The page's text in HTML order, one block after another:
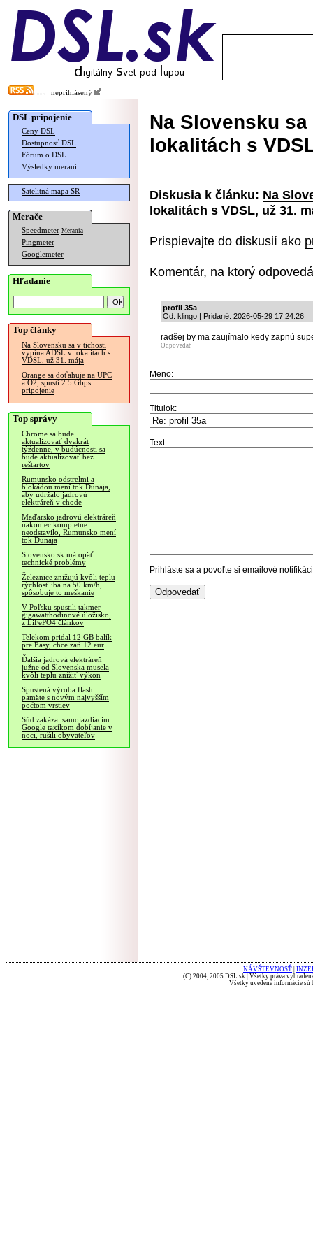
neprihlásený
DSL pripojenie
Ceny DSL
Dostupnosť DSL
Fórum o DSL
Výsledky meraní
Satelitná mapa SR
Merače
Speedmeter Merania
Pingmeter
Googlemeter
Hľadanie
Top články
Na Slovensku sa v tichosti
vypína ADSL v lokalitách s
VDSL, už 31. mája
Orange sa doťahuje na UPC
a O2, spustí 2.5 Gbps
pripojenie
Top správy
Chrome sa bude
aktualizovať dvakrát
týždenne, v budúcnosti sa
bude aktualizovať bez
reštartov
Rumunsko odstrelmi a
blokádou mení tok Dunaja,
aby udržalo jadrovú
elektráreň v chode
Maďarsko jadrovú elektráreň
nakoniec kompletne
neodstavilo, Rumunsko mení
tok Dunaja
Slovensko.sk má opäť
technické problémy
Železnice znižujú kvôli teplu
rýchlosť iba na 50 km/h,
spôsobuje to meškanie
V Poľsku spustili takmer
gigawatthodinové úložisko,
z LiFePO4 článkov
Telekom pridal 12 GB balík
pre Easy, chce zaň 12 eur
Ďalšia jadrová elektráreň
južne od Slovenska musela
kvôli teplu znížiť výkon
Spustená výroba flash
pamäte s novým najvyšším
počtom vrstiev
Súd zakázal samojazdiacim
Google taxíkom dobíjanie v
noci, rušili obyvateľov
Na Slovensku
lokalitách s
Diskusia k článku: Na
lokalitách s VDSL, už 31.
Prispievajte do diskusií ako
Komentár, na ktorý
profil 35a
Od: klingo | Pridané: 2026-05-29 17:24:26
radšej by ma zaujímalo kedy zapnú
Odpovedať
Meno:
Titulok:
Text:
Prihláste sa a povoľte si emailové
NÁVŠTEVNOSŤ
(C) 2004, 2005 DSL.sk | Všetky práva
Všetky uvedené informácie sú